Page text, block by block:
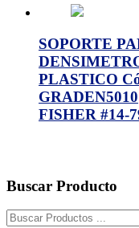
SOPORTE
PLASTICO
GRADEN5010
FISHER #14-
Buscar Producto
Buscar: